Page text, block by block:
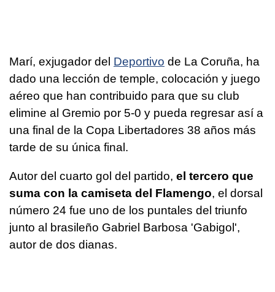
Marí, exjugador del Deportivo de La Coruña, ha
dado una lección de temple, colocación y juego
aéreo que han contribuido para que su club
elimine al Gremio por 5-0 y pueda regresar así a
una final de la Copa Libertadores 38 años más
tarde de su única final.
Autor del cuarto gol del partido, el tercero que
suma con la camiseta del Flamengo, el dorsal
número 24 fue uno de los puntales del triunfo
junto al brasileño Gabriel Barbosa 'Gabigol',
autor de dos dianas.